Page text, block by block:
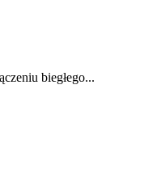
biegłego...